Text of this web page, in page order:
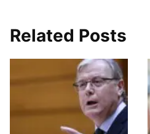
Related Posts